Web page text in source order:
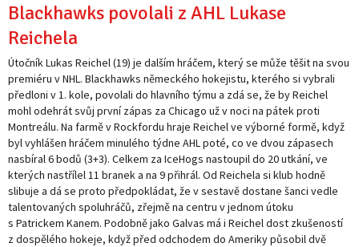
Blackhawks povolali z AHL Lukase
Reichela
Útočník Lukas Reichel (19) je dalším hráčem, který se může těšit na svou
premiéru v NHL. Blackhawks německého hokejistu, kterého si vybrali
předloni v 1. kole, povolali do hlavního týmu a zdá se, že by Reichel
mohl odehrát svůj první zápas za Chicago už v noci na pátek proti
Montreálu. Na farmě v Rockfordu hraje Reichel ve výborné formě, když
byl vyhlášen hráčem minulého týdne AHL poté, co ve dvou zápasech
nasbíral 6 bodů (3+3). Celkem za IceHogs nastoupil do 20 utkání, ve
kterých nastřílel 11 branek a na 9 přihrál. Od Reichela si klub hodně
slibuje a dá se proto předpokládat, že v sestavě dostane šanci vedle
talentovaných spoluhráčů, zřejmě na centru v jednom útoku
s Patrickem Kanem. Podobně jako Galvas má i Reichel dost zkušeností
z dospělého hokeje, když před odchodem do Ameriky působil dvě